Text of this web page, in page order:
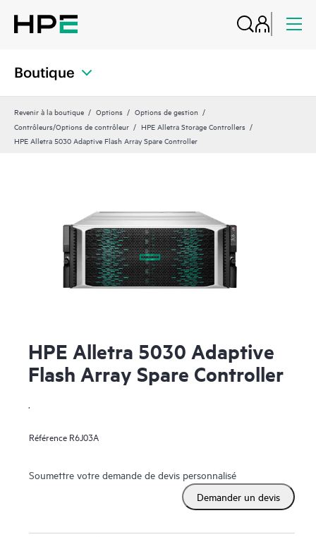
Boutique
Revenir à la boutique Options
Options de gestion
Contrôleurs/Options de contrôleur
HPE Alletra Storage Controllers
HPE Alletra 5030 Adaptive Flash Array Spare Controller
HPE Alletra 5030 Adaptive
Flash Array Spare Controller
Référence R6J03A
Soumettre votre demande de devis personnalisé
Demander un devis